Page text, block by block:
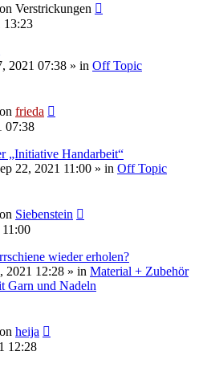
Verstrickungen
13:23
2021 07:38 » in Off Topic
frieda
07:38
„Initiative Handarbeit“
22, 2021 11:00 » in Off Topic
Siebenstein
wieder erholen?
2021 12:28 » in Material + Zubehör
Garn und Nadeln
heija
12:28